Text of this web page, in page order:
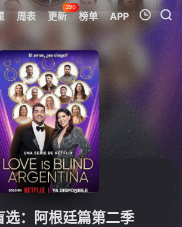
周表 更新
290
榜单 APP
我的观影记录
暂无观看影片的记录
选：阿根廷篇第二季